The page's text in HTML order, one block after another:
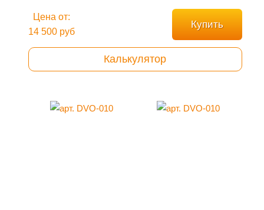
Цена от:
14 500 руб
Купить
Калькулятор